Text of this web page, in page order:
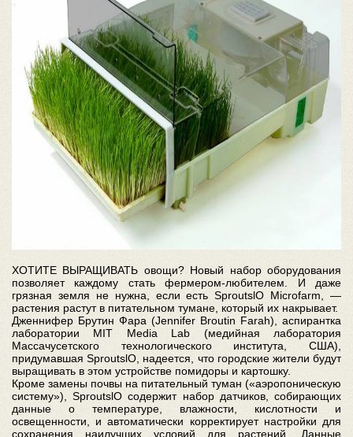
ХОТИТЕ ВЫРАЩИВАТЬ овощи? Новый набор оборудования
позволяет каждому стать фермером-любителем. И даже
грязная земля не нужна, если есть SproutslO Microfarm, —
растения растут в питательном тумане, который их накрывает.
Дженнифер Брутин Фара (Jennifer Broutin Farah), аспирантка
лаборатории MIT Media Lab (медийная лаборатория
Массачусетского технологического института, США),
придумавшая SproutslO, надеется, что городские жители будут
выращивать в этом устройстве помидоры и картошку.
Кроме замены почвы на питательный туман («аэропоническую
систему»), SproutslO содержит набор датчиков, собирающих
данные о температуре, влажности, кислотности и
освещенности, и автоматически корректирует настройки для
сохранения наилучших условий для растений. Данные